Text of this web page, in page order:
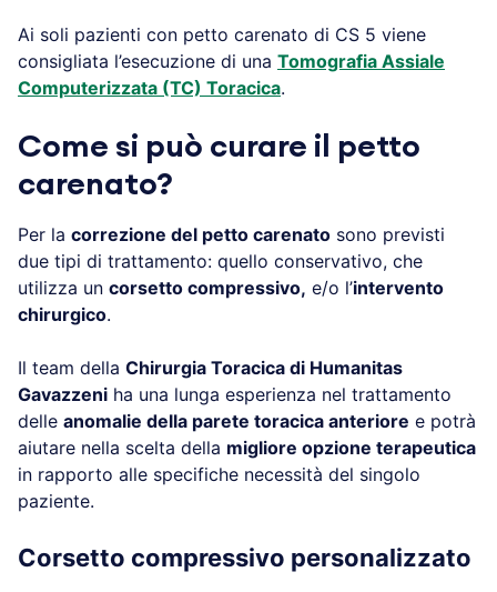
Ai soli pazienti con petto carenato di CS 5 viene
consigliata l’esecuzione di una Tomografia Assiale
Computerizzata (TC) Toracica.
Come si può curare il petto
carenato?
Per la correzione del petto carenato sono previsti
due tipi di trattamento: quello conservativo, che
utilizza un corsetto compressivo, e/o l’intervento
chirurgico.
Il team della Chirurgia Toracica di Humanitas
Gavazzeni ha una lunga esperienza nel trattamento
delle anomalie della parete toracica anteriore e potrà
aiutare nella scelta della migliore opzione terapeutica
in rapporto alle specifiche necessità del singolo
paziente.
Corsetto compressivo personalizzato